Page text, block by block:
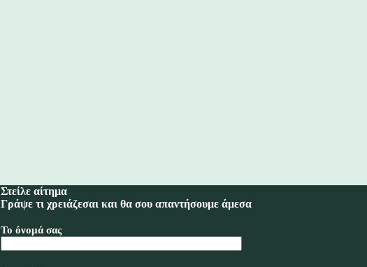
Στείλε αίτημα
Γράψε τι χρειάζεσαι και θα σου απαντήσουμε άμεσα
Το όνομά σας